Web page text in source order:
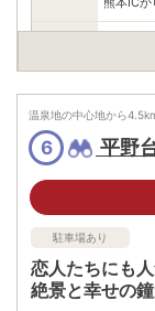
※南小国
※ 掲載情報は変更にな
問合せください。
※ 料金情報は税込・
自身でお問合せくださ
温泉地の中心地から4.5
6 平野
駐車場あり
恋人たちにも
絶景と幸せの